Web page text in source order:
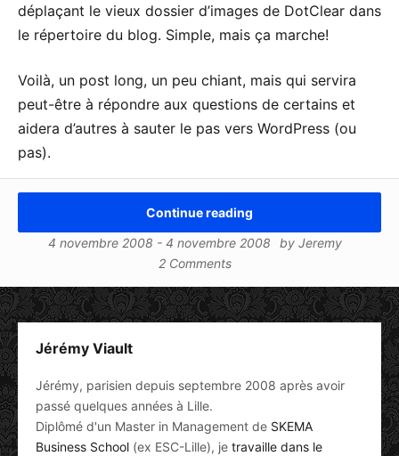
déplaçant le vieux dossier d’images de DotClear dans
le répertoire du blog. Simple, mais ça marche!
Voilà, un post long, un peu chiant, mais qui servira
peut-être à répondre aux questions de certains et
aidera d’autres à sauter le pas vers WordPress (ou
pas).
Continue reading
4 novembre 2008 - 4 novembre 2008 by Jeremy
2 Comments
Jérémy Viault
Jérémy, parisien depuis septembre 2008 après avoir
passé quelques années à Lille.
Diplômé d'un Master in Management de SKEMA
Business School (ex ESC-Lille), je travaille dans le